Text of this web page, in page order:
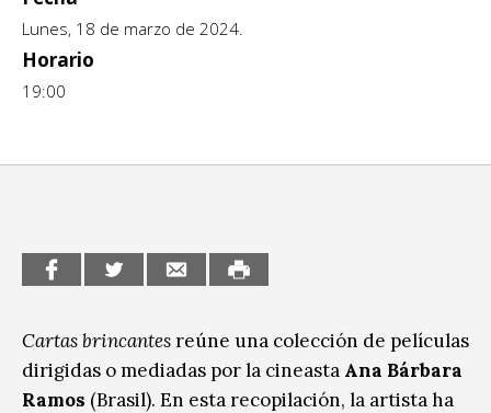
CCE en el interior/libros
Exposiciones
Formación
Medio Ambiente
Música
Sin categoría
Lunes, 18 de marzo de 2024.
Horario
19:00
Cartas brincantesreúne una colección de películas
dirigidas o mediadas por la cineasta Ana Bárbara
Ramos (Brasil). En esta recopilación, la artista ha